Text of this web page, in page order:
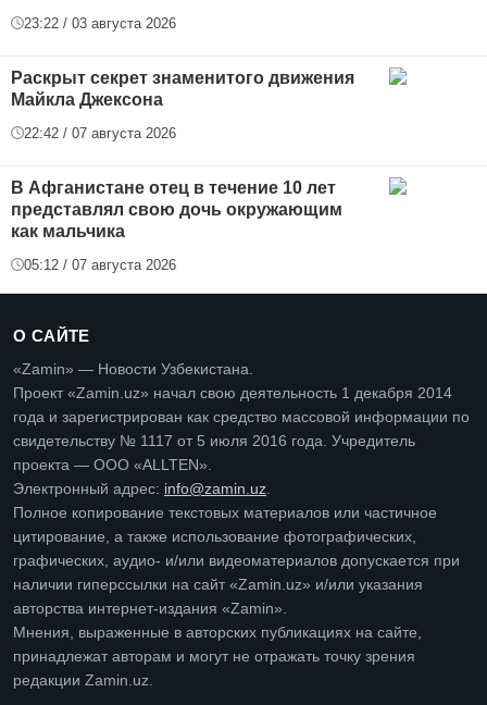
23:22 / 03 августа 2026
Раскрыт секрет знаменитого движения
Майкла Джексона
22:42 / 07 августа 2026
В Афганистане отец в течение 10 лет
представлял свою дочь окружающим
как мальчика
05:12 / 07 августа 2026
О САЙТЕ
«Zamin» — Новости Узбекистана.
Проект «Zamin.uz» начал свою деятельность 1 декабря 2014
года и зарегистрирован как средство массовой информации по
свидетельству № 1117 от 5 июля 2016 года. Учредитель
проекта — ООО «ALLTEN».
Электронный адрес: info@zamin.uz
Полное копирование текстовых материалов или частичное
цитирование, а также использование фотографических,
графических, аудио- и/или видеоматериалов допускается при
наличии гиперссылки на сайт «Zamin.uz» и/или указания
авторства интернет-издания «Zamin».
Мнения, выраженные в авторских публикациях на сайте,
принадлежат авторам и могут не отражать точку зрения
редакции Zamin.uz.